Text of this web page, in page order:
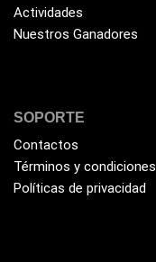
Actividades
Nuestros Ganadores
SOPORTE
Contactos
Términos y condiciones
Políticas de privacidad